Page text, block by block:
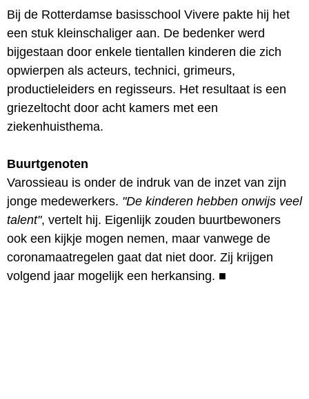
Bij de Rotterdamse basisschool Vivere pakte hij het
een stuk kleinschaliger aan. De bedenker werd
bijgestaan door enkele tientallen kinderen die zich
opwierpen als acteurs, technici, grimeurs,
productieleiders en regisseurs. Het resultaat is een
griezeltocht door acht kamers met een
ziekenhuisthema.
Buurtgenoten
Varossieau is onder de indruk van de inzet van zijn
jonge medewerkers. "De kinderen hebben onwijs veel
talent", vertelt hij. Eigenlijk zouden buurtbewoners
ook een kijkje mogen nemen, maar vanwege de
coronamaatregelen gaat dat niet door. Zij krijgen
volgend jaar mogelijk een herkansing. ■